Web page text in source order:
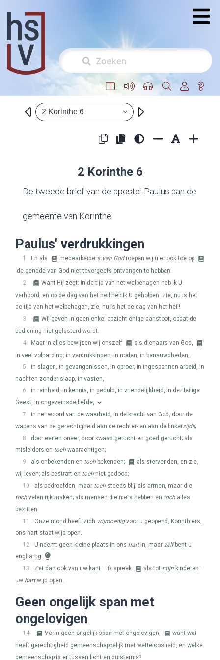
2 Korinthe 6
2 Korinthe 6
De tweede brief van de apostel Paulus aan de
gemeente van Korinthe
Paulus' verdrukkingen
1 En als medearbeiders van Godroepen wij u er ook toe op
de genade van God niet tevergeefs ontvangen te hebben.
2
Want Hij zegt: In de tijd van het welbehagen heb Ik U
verhoord, en op de dag van het heil heb Ik U geholpen. Zie, nu is het
de tijd van het welbehagen, zie, nu is het de dag van het heil!
3
Wij geven in geen enkel opzicht enige aanstoot, opdat de
bediening niet gelasterd wordt.
4
Maar in alles bewijzen wij onszelf
als dienaars van God,
in veel volharding: in verdrukkingen, in noden, in benauwdheden,
5
in slagen, in gevangenissen, in oproer, in ingespannen arbeid, in
nachten zonder slaap, in vasten,
6
in reinheid, in kennis, in geduld, in vriendelijkheid, in de Heilige
Geest, in ongeveinsde liefde,
7
in het woord van de waarheid, in de kracht van God, door de
wapens van de gerechtigheid aan de rechter- en aan de linkerzijde;
8
door eer en oneer, door kwaad gerucht en goed gerucht; als
misleiders en toch waarachtigen;
9
als onbekenden en toch bekenden;
als stervenden, en zie,
wij leven; als bestraft en toch niet gedood;
10
als bedroefden, maar toch steeds blij; als armen, maar die
toch velen rijk maken; als mensen die niets hebben en toch alles
bezitten.
11
Onze mond heeft zich vrijmoedigvoor u geopend, Korinthiërs,
ons hart staat wijd open.
12
U neemt geen kleine plaats in ons hartin, maar zelfbent u
enghartig.
13
Zet dan ook van uw kant – ik spreek als tot mijn kinderen –
uw hartwijd open.
Geen ongelijk span met
ongelovigen
14 Vorm geen ongelijk span met ongelovigen,
want wat
heeft gerechtigheid gemeenschappelijk met wetteloosheid, en welke
gemeenschap is er tussen licht en duisternis?